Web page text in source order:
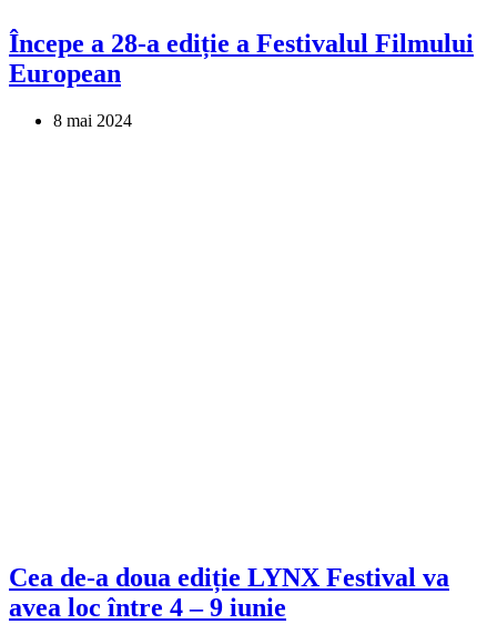
Începe a 28-a ediție a Festivalul Filmului
European
8 mai 2024
Cea de-a doua ediție LYNX Festival va
avea loc între 4 – 9 iunie